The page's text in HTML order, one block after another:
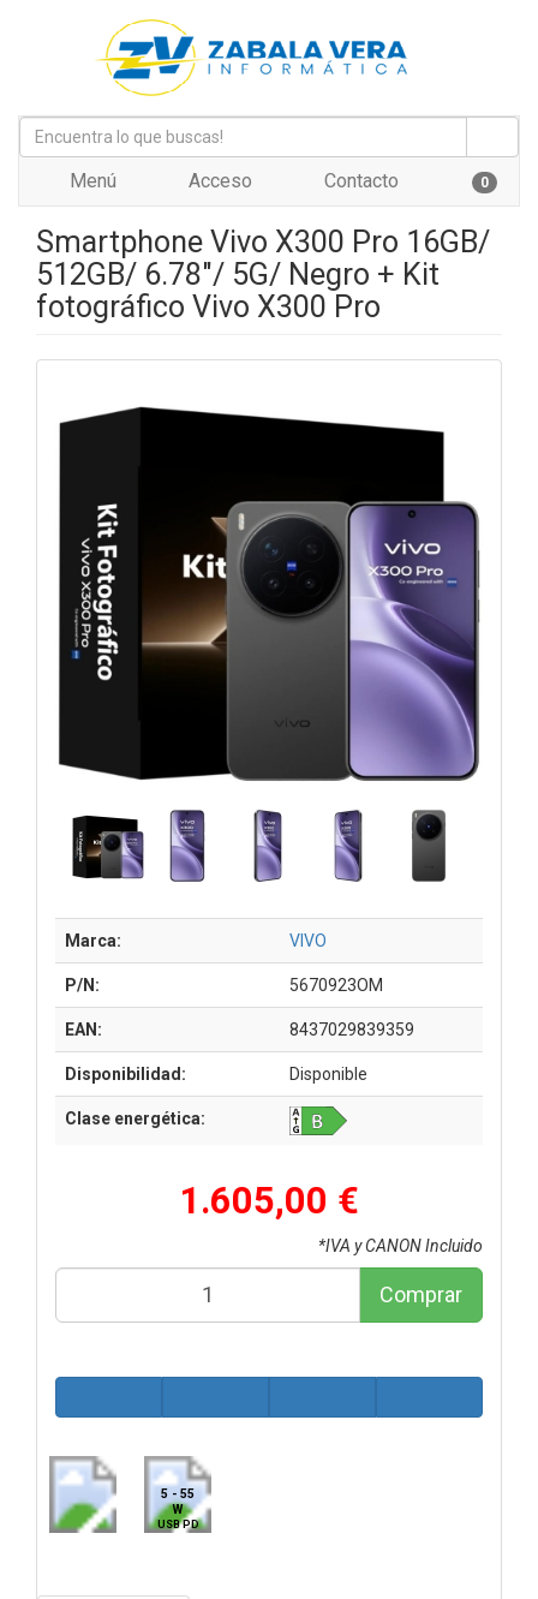
Menú Acceso Contacto 0
Smartphone Vivo X300 Pro 16GB/
512GB/ 6.78"/ 5G/ Negro + Kit
fotográfico Vivo X300 Pro
Marca: VIVO
P/N: 5670923OM
EAN: 8437029839359
Disponibilidad: Disponible
Clase energética:
1.605,00 €
*IVA y CANON Incluido
Comprar
5 - 55
W
USB PD